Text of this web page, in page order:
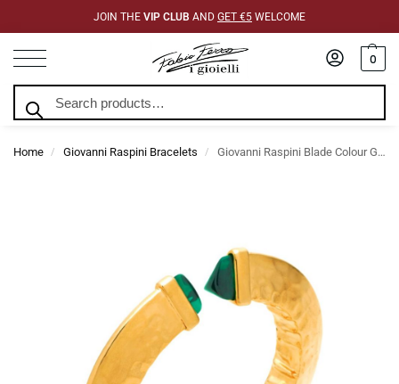
JOIN THE VIP CLUB AND GET €5 WELCOME
0
Home / Giovanni Raspini Bracelets / Giovanni Raspini Blade Colour Green Bracelet Large Gold